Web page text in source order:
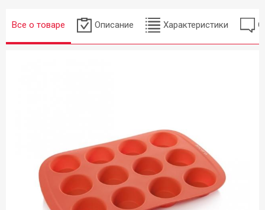
Все о товаре Описание Характеристики